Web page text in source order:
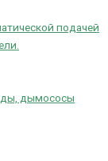
подачей
дымососы